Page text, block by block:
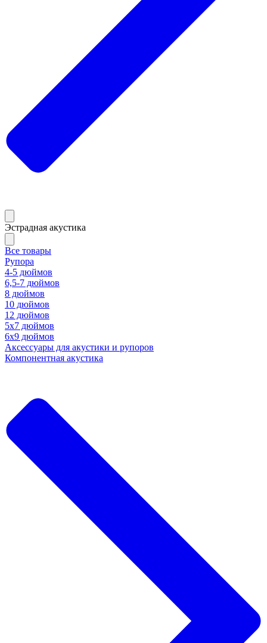
Эстрадная акустика
Все товары
Рупора
4-5 дюймов
6,5-7 дюймов
8 дюймов
10 дюймов
12 дюймов
5x7 дюймов
6х9 дюймов
Аксессуары для акустики и рупоров
Компонентная акустика